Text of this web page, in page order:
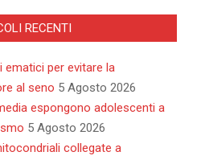
RECENTI
ematici per evitare la
al seno 5 Agosto 2026
espongono adolescenti a
5 Agosto 2026
collegate a